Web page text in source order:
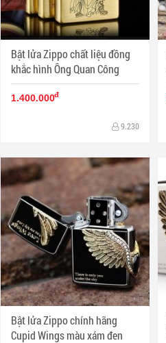
Bật lửa Zippo chất liệu đồng
khắc hình Ông Quan Công
1.400.000đ
9.230
Bật lửa Zippo chính hãng
Cupid Wings màu xám đen